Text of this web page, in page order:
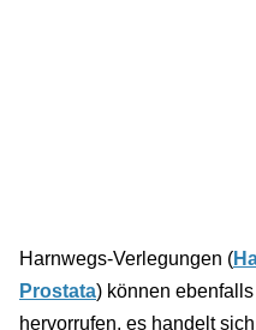
Harnwegs-Verlegungen (
Prostata) können
hervorrufen, es handelt